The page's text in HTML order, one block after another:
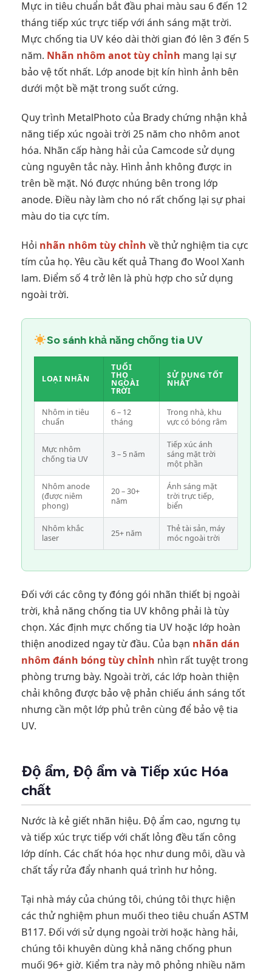
Mực in tiêu chuẩn bắt đầu phai màu sau 6 đến 12
tháng tiếp xúc trực tiếp với ánh sáng mặt trời.
Mực chống tia UV kéo dài thời gian đó lên 3 đến 5
năm. Nhãn nhôm anot tùy chỉnh mang lại sự
bảo vệ tốt nhất. Lớp anode bịt kín hình ảnh bên
dưới một bề mặt trong suốt cứng.
Quy trình MetalPhoto của Brady chứng nhận khả
năng tiếp xúc ngoài trời 25 năm cho nhôm anot
hóa. Nhãn cấp hàng hải của Camcode sử dụng
cùng nguyên tắc này. Hình ảnh không được in
trên bề mặt. Nó được nhúng bên trong lớp
anode. Điều này làm cho nó rất chống lại sự phai
màu do tia cực tím.
Hỏi nhãn nhôm tùy chỉnh về thử nghiệm tia cực
tím của họ. Yêu cầu kết quả Thang đo Wool Xanh
lam. Điểm số 4 trở lên là phù hợp cho sử dụng
ngoài trời.
So sánh khả năng chống tia UV
LOẠI NHÃN
TUỔI
THỌ
NGOÀI
TRỜI
SỬ DỤNG TỐT
NHẤT
Nhôm in tiêu
chuẩn
6 – 12
tháng
Trong nhà, khu
vực có bóng râm
Mực nhôm
chống tia UV
3 – 5 năm
Tiếp xúc ánh
sáng mặt trời
một phần
Nhôm anode
(được niêm
phong)
20 – 30+
năm
Ánh sáng mặt
trời trực tiếp,
biển
Nhôm khắc
laser
25+ năm
Thẻ tài sản, máy
móc ngoài trời
Đối với các công ty đóng gói nhãn thiết bị ngoài
trời, khả năng chống tia UV không phải là tùy
chọn. Xác định mực chống tia UV hoặc lớp hoàn
thiện anodized ngay từ đầu. Của bạn nhãn dán
nhôm đánh bóng tùy chỉnh nhìn rất tuyệt trong
phòng trưng bày. Ngoài trời, các lớp hoàn thiện
chải không được bảo vệ phản chiếu ánh sáng tốt
nhưng cần một lớp phủ trên cùng để bảo vệ tia
UV.
Độ ẩm, Độ ẩm và Tiếp xúc Hóa
chất
Nước là kẻ giết nhãn hiệu. Độ ẩm cao, ngưng tụ
và tiếp xúc trực tiếp với chất lỏng đều tấn công
lớp dính. Các chất hóa học như dung môi, dầu và
chất tẩy rửa đẩy nhanh quá trình hư hỏng.
Tại nhà máy của chúng tôi, chúng tôi thực hiện
các thử nghiệm phun muối theo tiêu chuẩn ASTM
B117. Đối với sử dụng ngoài trời hoặc hàng hải,
chúng tôi khuyên dùng khả năng chống phun
muối 96+ giờ. Kiểm tra này mô phỏng nhiều năm